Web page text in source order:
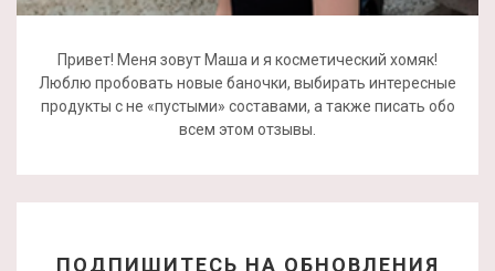
Привет! Меня зовут Маша и я косметический хомяк!
Люблю пробовать новые баночки, выбирать интересные
продукты с не «пустыми» составами, а также писать обо
всем этом отзывы.
ПОДПИШИТЕСЬ НА ОБНОВЛЕНИЯ